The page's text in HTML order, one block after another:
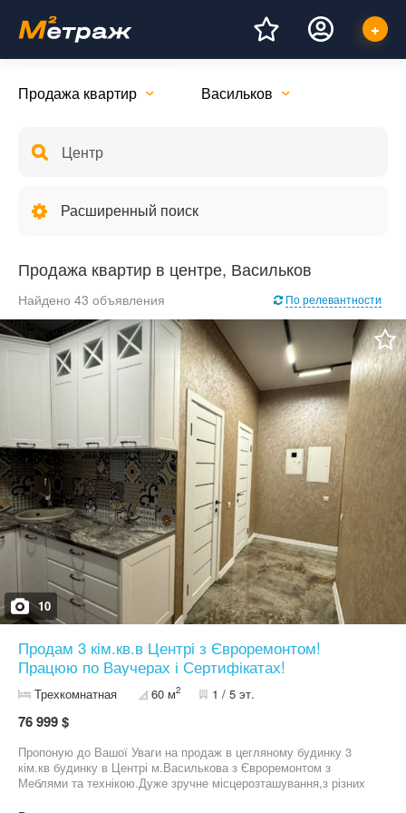
Продажа квартир Васильков
Расширенный поиск
Продажа квартир в центре, Васильков
Найдено 43 объявления По релевантности
10
Продам 3 кім.кв.в Центрі з Євроремонтом!
Працюю по Ваучерах і Сертифікатах!
Трехкомнатная 60 м2 1 / 5 эт.
76 999 $
Пропоную до Вашої Уваги на продаж в цегляному будинку 3
кім.кв будинку в Центрі м.Василькова з Євроремонтом з
Меблями та технікою.Дуже зручне місцерозташування,з різних